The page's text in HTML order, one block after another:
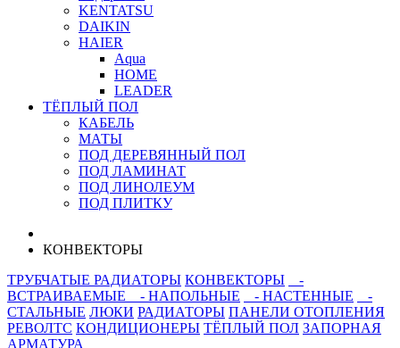
KENTATSU
DAIKIN
HAIER
Aqua
HOME
LEADER
ТЁПЛЫЙ ПОЛ
КАБЕЛЬ
МАТЫ
ПОД ДЕРЕВЯННЫЙ ПОЛ
ПОД ЛАМИНАТ
ПОД ЛИНОЛЕУМ
ПОД ПЛИТКУ
КОНВЕКТОРЫ
ТРУБЧАТЫЕ РАДИАТОРЫ КОНВЕКТОРЫ
-
ВСТРАИВАЕМЫЕ
- НАПОЛЬНЫЕ - НАСТЕННЫЕ
-
СТАЛЬНЫЕ ЛЮКИ РАДИАТОРЫ ПАНЕЛИ ОТОПЛЕНИЯ
РЕВОЛТС КОНДИЦИОНЕРЫ ТЁПЛЫЙ ПОЛ ЗАПОРНАЯ
АРМАТУРА